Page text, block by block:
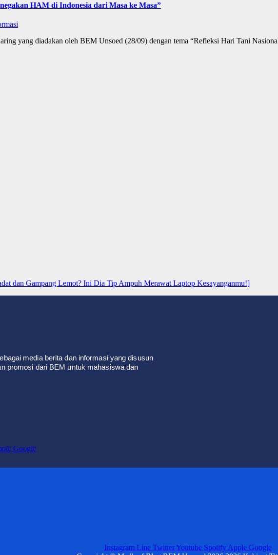
HAM di Indonesia dari Masa ke Masa”
yang diadakan oleh BEM Unsoed (28/09) dengan tema “Refleksi Hari Tani
dan Gampang Lemot? Ini Dia Tip Ampuh Merawat Laptop Kesayanganmu!]
media berita dan informasi yang disusun
promosi dari BEM untuk mahasiswa dan
Google
Instagram Line Twitter Youtube Spotify Apple Google